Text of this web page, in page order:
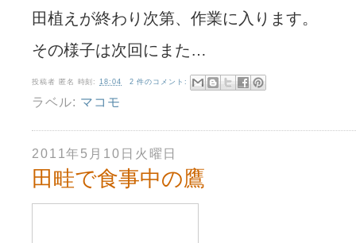
田植えが終わり次第、作業に入ります。
その様子は次回にまた…
投稿者 匿名 時刻: 18:04 2 件のコメント:
ラベル: マコモ
2011年5月10日火曜日
田畦で食事中の鷹